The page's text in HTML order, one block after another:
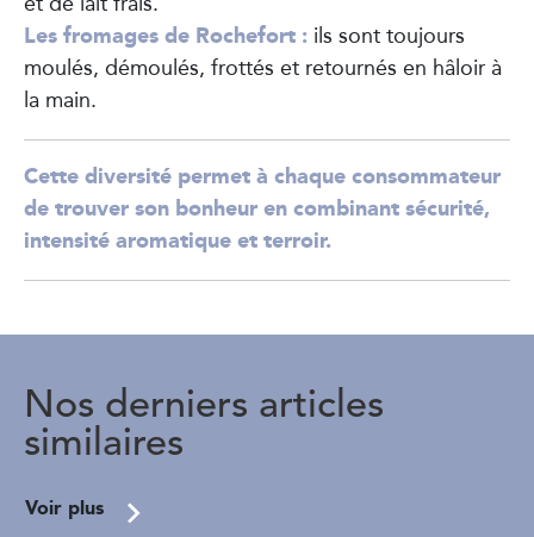
Les fromages de Rochefort : ils sont toujours
moulés, démoulés, frottés et retournés en hâloir à
la main.
Cette diversité permet à chaque consommateur
de trouver son bonheur en combinant sécurité,
intensité aromatique et terroir.
Nos derniers articles
similaires
Voir plus